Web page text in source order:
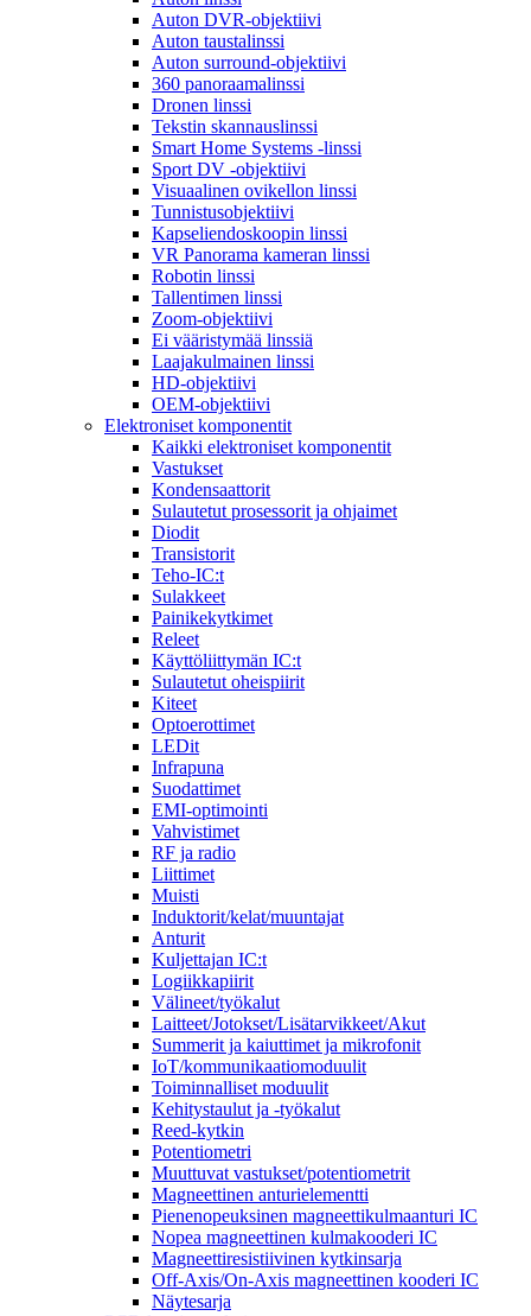
Auton DVR-objektiivi
Auton taustalinssi
Auton surround-objektiivi
360 panoraamalinssi
Dronen linssi
Tekstin skannauslinssi
Smart Home Systems -linssi
Sport DV -objektiivi
Visuaalinen ovikellon linssi
Tunnistusobjektiivi
Kapseliendoskoopin linssi
VR Panorama kameran linssi
Robotin linssi
Tallentimen linssi
Zoom-objektiivi
Ei vääristymää linssiä
Laajakulmainen linssi
HD-objektiivi
OEM-objektiivi
Elektroniset komponentit
Kaikki elektroniset komponentit
Vastukset
Kondensaattorit
Sulautetut prosessorit ja ohjaimet
Diodit
Transistorit
Teho-IC:t
Sulakkeet
Painikekytkimet
Releet
Käyttöliittymän IC:t
Sulautetut oheispiirit
Kiteet
Optoerottimet
LEDit
Infrapuna
Suodattimet
EMI-optimointi
Vahvistimet
RF ja radio
Liittimet
Muisti
Induktorit/kelat/muuntajat
Anturit
Kuljettajan IC:t
Logiikkapiirit
Välineet/työkalut
Laitteet/Jotokset/Lisätarvikkeet/Akut
Summerit ja kaiuttimet ja mikrofonit
IoT/kommunikaatiomoduulit
Toiminnalliset moduulit
Kehitystaulut ja -työkalut
Reed-kytkin
Potentiometri
Muuttuvat vastukset/potentiometrit
Magneettinen anturielementti
Pienenopeuksinen magneettikulmaanturi IC
Nopea magneettinen kulmakooderi IC
Magneettiresistiivinen kytkinsarja
Off-Axis/On-Axis magneettinen kooderi IC
Näytesarja